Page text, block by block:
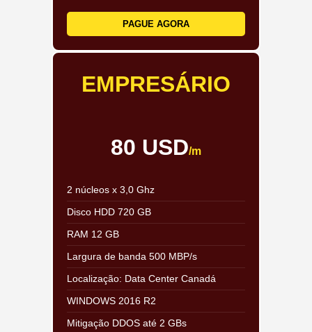
PAGUE AGORA
EMPRESÁRIO
80 USD/m
2 núcleos x 3,0 Ghz
Disco HDD 720 GB
RAM 12 GB
Largura de banda 500 MBP/s
Localização: Data Center Canadá
WINDOWS 2016 R2
Mitigação DDOS até 2 GBs